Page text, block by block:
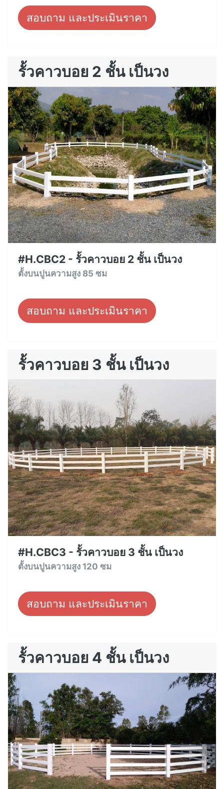
สอบถาม และประเมินราคา
รั้วคาวบอย 2 ชั้น เป็นวง
#H.CBC2 - รั้วคาวบอย 2 ชั้น เป็นวง
ตั้งบนปูนความสูง 85 ซม
สอบถาม และประเมินราคา
รั้วคาวบอย 3 ชั้น เป็นวง
#H.CBC3 - รั้วคาวบอย 3 ชั้น เป็นวง
ตั้งบนปูนความสูง 120 ซม
สอบถาม และประเมินราคา
รั้วคาวบอย 4 ชั้น เป็นวง